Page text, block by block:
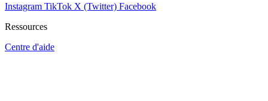
Instagram TikTok X (Twitter) Facebook
Ressources
Centre d'aide